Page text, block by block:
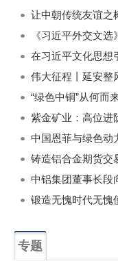
《习近平外交文
“绿色中铜”从何而
紫金矿业：高位进
中国恩菲与绿色动
铸造铝合金期货交
专题